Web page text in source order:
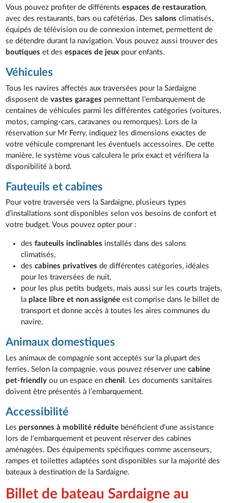
Vous pouvez profiter de différents espaces de restauration,
avec des restaurants, bars ou cafétérias. Dessalonsclimatisés,
équipés de télévision ou de connexion internet, permettent de
se détendre durant la navigation. Vous pouvez aussi trouver des
boutiques et desespaces de jeux pour enfants.
Véhicules
Tous les navires affectés aux traversées pour la Sardaigne
disposent devastes garages permettant l’embarquement de
centaines de véhicules parmi les différentes catégories (voitures,
motos, camping-cars, caravanes ou remorques). Lors de la
réservation sur Mr Ferry, indiquez les dimensions exactes de
votre véhicule comprenant les éventuels accessoires. De cette
manière, le système vous calculera le prix exact et vérifiera la
disponibilité à bord.
Fauteuils et cabines
Pour votre traversée vers la Sardaigne, plusieurs types
d’installations sont disponibles selon vos besoins de confort et
votre budget. Vous pouvez opter pour :
desfauteuils inclinables installés dans des salons
climatisés,
descabines privativesde différentes catégories, idéales
pour les traversées de nuit,
pour les plus petits budgets, mais aussi sur les courts trajets,
la place libre et non assignée est comprise dans le billet de
transport et donne accès à toutes les aires communes du
navire.
Animaux domestiques
Les animaux de compagnie sont acceptés sur la plupart des
ferries. Selon la compagnie, vous pouvez réserver unecabine
pet-friendly ou un espace enchenil . Les documents sanitaires
doivent être présentés à l’embarquement.
Accessibilité
Les personnes à mobilité réduite bénéficient d’une assistance
lors de l’embarquement et peuvent réserver des cabines
aménagées. Des équipements spécifiques comme ascenseurs,
rampes et toilettes adaptées sont disponibles sur la majorité des
bateaux à destination de la Sardaigne.
Billet de bateau Sardaigne au